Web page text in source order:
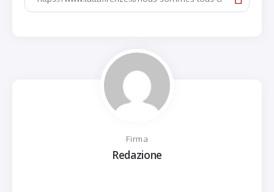
Firma
Redazione